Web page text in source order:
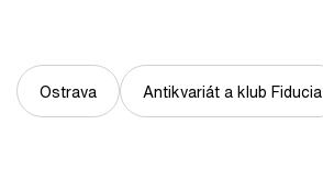
Ostrava Antikvariát a klub Fiducia